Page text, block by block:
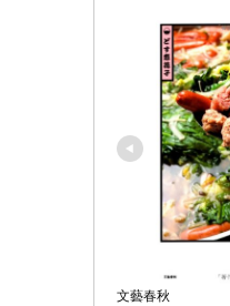
文藝春秋